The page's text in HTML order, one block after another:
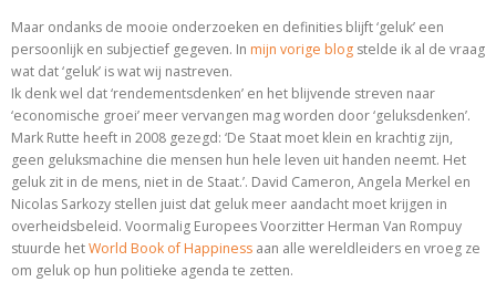
Maar ondanks de mooie onderzoeken en definities blijft ‘geluk’ een
persoonlijk en subjectief gegeven. In mijn vorige blog stelde ik al de vraag
wat dat ‘geluk’ is wat wij nastreven.
Ik denk wel dat ‘rendementsdenken’ en het blijvende streven naar
‘economische groei’ meer vervangen mag worden door ‘geluksdenken’.
Mark Rutte heeft in 2008 gezegd: ‘De Staat moet klein en krachtig zijn,
geen geluksmachine die mensen hun hele leven uit handen neemt. Het
geluk zit in de mens, niet in de Staat.’. David Cameron, Angela Merkel en
Nicolas Sarkozy stellen juist dat geluk meer aandacht moet krijgen in
overheidsbeleid. Voormalig Europees Voorzitter Herman Van Rompuy
stuurde hetWorld Book of Happiness aan alle wereldleiders en vroeg ze
om geluk op hun politieke agenda te zetten.